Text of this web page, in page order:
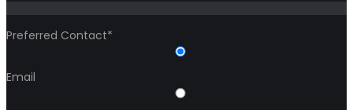
Preferred Contact*
Email